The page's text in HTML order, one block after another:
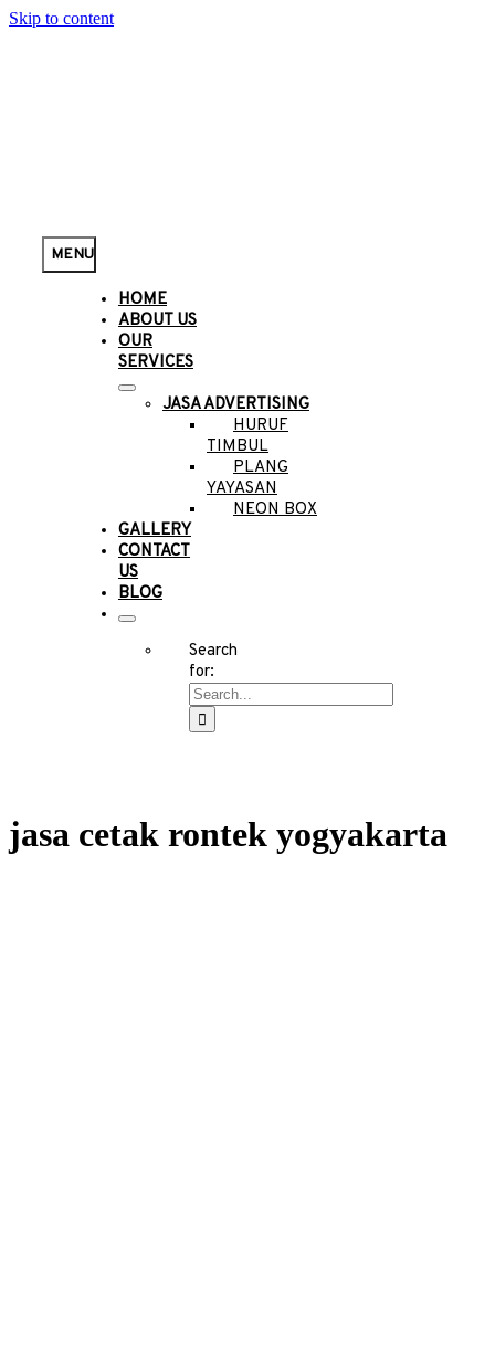
Skip to content
MENU
HOME
ABOUT US
OUR
SERVICES
JASA ADVERTISING
HURUF
TIMBUL
PLANG
YAYASAN
NEON BOX
GALLERY
CONTACT
US
BLOG
Search
for:
jasa cetak rontek yogyakarta